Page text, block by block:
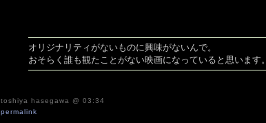
オリジナリティがないものに興味がないんで。
おそらく誰も観たことがない映画になっていると思います。
toshiya hasegawa @ 03:34
permalink